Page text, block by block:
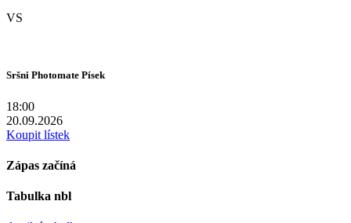
VS
Sršni Photomate Písek
18:00
20.09.2026
Koupit lístek
Zápas začíná
Tabulka nbl